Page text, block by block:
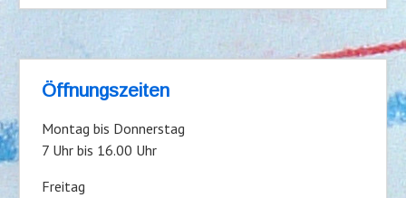
Öffnungszeiten
Montag bis Donnerstag
7 Uhr bis 16.00 Uhr
Freitag